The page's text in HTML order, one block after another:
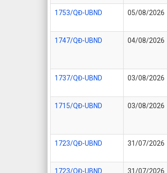
1753/QĐ-UBND 05/08/2026
1747/QĐ-UBND 04/08/2026
1737/QĐ-UBND 03/08/2026
1715/QĐ-UBND 03/08/2026
1723/QĐ-UBND 31/07/2026
1723/QĐ-UBND 31/07/2026